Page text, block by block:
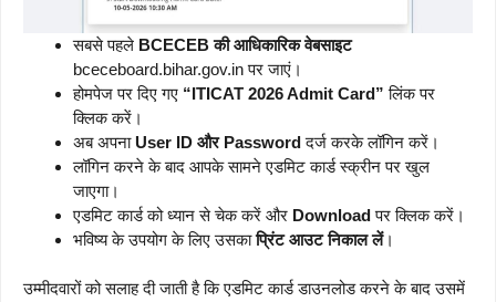
सबसे पहले BCECEB की आधिकारिक वेबसाइट
bceceboard.bihar.gov.in पर जाएं।
होमपेज पर दिए गए “ITICAT 2026 Admit Card” लिंक पर
क्लिक करें।
अब अपना User ID और Passwordदर्ज करके लॉगिन करें।
लॉगिन करने के बाद आपके सामने एडमिट कार्ड स्क्रीन पर खुल
जाएगा।
एडमिट कार्ड को ध्यान से चेक करें और Downloadपर क्लिक करें।
भविष्य के उपयोग के लिए उसकाप्रिंट आउट निकाल लें।
उम्मीदवारों को सलाह दी जाती है कि एडमिट कार्ड डाउनलोड करने के बाद उसमें